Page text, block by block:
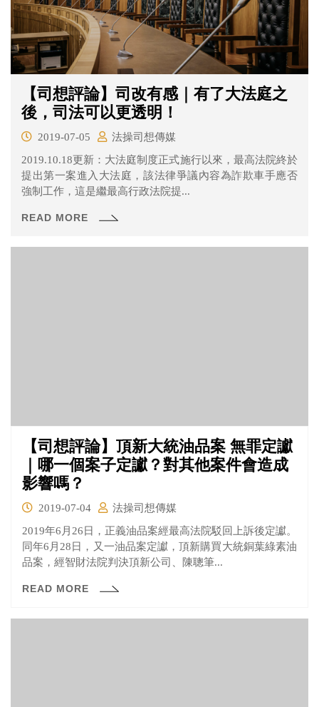
【司想評論】司改有感｜有了大法庭之
後，司法可以更透明！
2019-07-05
法操司想傳媒
2019.10.18更新：大法庭制度正式施行以來，最高法院終於
提出第一案進入大法庭，該法律爭議內容為詐欺車手應否
強制工作，這是繼最高行政法院提...
READ MORE
【司想評論】頂新大統油品案 無罪定讞
｜哪一個案子定讞？對其他案件會造成
影響嗎？
2019-07-04
法操司想傳媒
2019年6月26日，正義油品案經最高法院駁回上訴後定讞。
同年6月28日，又一油品案定讞，頂新購買大統銅葉綠素油
品案，經智財法院判決頂新公司、陳聰筆...
READ MORE